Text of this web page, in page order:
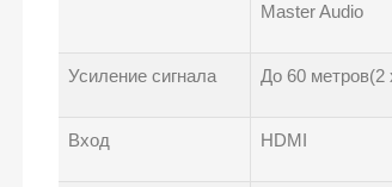
Master Audio
Усиление сигнала До 60 метров(2
Вход HDMI